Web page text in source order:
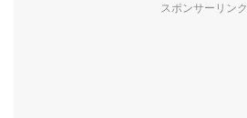
スポンサーリンク